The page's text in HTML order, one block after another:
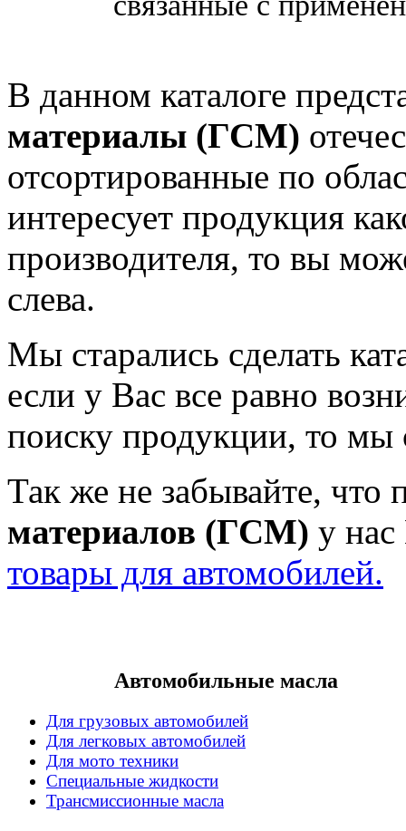
В данном каталоге
материалы (ГСМ)
отсортированные по
интересует продукция
производителя, то вы
слева.
Мы старались сделать
если у Вас все равно
поиску продукции, то
Так же не забывайте,
материалов (ГСМ) у
товары для автомобилей.
Автомобильные масла
Для грузовых автомобилей
Для легковых автомобилей
Для мото техники
Специальные жидкости
Трансмиссионные масла